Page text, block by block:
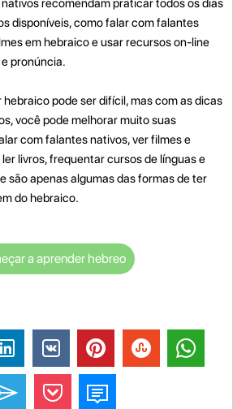
disponíveis, como falar com falantes
em hebraico e usar recursos on-line
pronúncia.
pode ser difícil, mas com as dicas
você pode melhorar muito suas
com falantes nativos, ver filmes e
livros, frequentar cursos de línguas e
são apenas algumas das formas de ter
do hebraico.
a aprender hebreo